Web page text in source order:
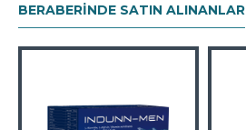
BERABERINDE SATIN ALINANLAR